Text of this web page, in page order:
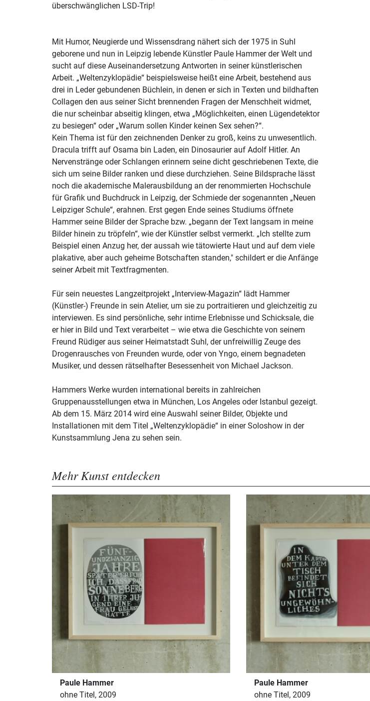
überschwänglichen LSD-Trip!
Mit Humor, Neugierde und Wissensdrang nähert sich der 1975 in Suhl
geborene und nun in Leipzig lebende Künstler Paule Hammer der Welt und
sucht auf diese Auseinandersetzung Antworten in seiner künstlerischen
Arbeit. „Weltenzyklopädie“ beispielsweise heißt eine Arbeit, bestehend aus
drei in Leder gebundenen Büchlein, in denen er sich in Texten und bildhaften
Collagen den aus seiner Sicht brennenden Fragen der Menschheit widmet,
die nur scheinbar abseitig klingen, etwa „Möglichkeiten, einen Lügendetektor
zu besiegen“ oder „Warum sollen Kinder keinen Sex sehen?“.
Kein Thema ist für den zeichnenden Denker zu groß, keins zu unwesentlich.
Dracula trifft auf Osama bin Laden, ein Dinosaurier auf Adolf Hitler. An
Nervenstränge oder Schlangen erinnern seine dicht geschriebenen Texte, die
sich um seine Bilder ranken und diese durchziehen. Seine Bildsprache lässt
noch die akademische Malerausbildung an der renommierten Hochschule
für Grafik und Buchdruck in Leipzig, der Schmiede der sogenannten „Neuen
Leipziger Schule“, erahnen. Erst gegen Ende seines Studiums öffnete
Hammer seine Bilder der Sprache bzw. „begann der Text langsam in meine
Bilder hinein zu tröpfeln“, wie der Künstler selbst vermerkt. „Ich stellte zum
Beispiel einen Anzug her, der aussah wie tätowierte Haut und auf dem viele
plakative, aber auch geheime Botschaften standen," schildert er die Anfänge
seiner Arbeit mit Textfragmenten.
Für sein neuestes Langzeitprojekt „Interview-Magazin“ lädt Hammer
(Künstler-) Freunde in sein Atelier, um sie zu portraitieren und gleichzeitig zu
interviewen. Es sind persönliche, sehr intime Erlebnisse und Schicksale, die
er hier in Bild und Text verarbeitet – wie etwa die Geschichte von seinem
Freund Rüdiger aus seiner Heimatstadt Suhl, der unfreiwillig Zeuge des
Drogenrausches von Freunden wurde, oder von Yngo, einem begnadeten
Musiker, und dessen rätselhafter Besessenheit von Michael Jackson.
Hammers Werke wurden international bereits in zahlreichen
Gruppenausstellungen etwa in München, Los Angeles oder Istanbul gezeigt.
Ab dem 15. März 2014 wird eine Auswahl seiner Bilder, Objekte und
Installationen mit dem Titel „Weltenzyklopädie“ in einer Soloshow in der
Kunstsammlung Jena zu sehen sein.
Mehr Kunst entdecken
Paule Hammer
ohne Titel, 2009
Paule Hammer
ohne Titel, 2009